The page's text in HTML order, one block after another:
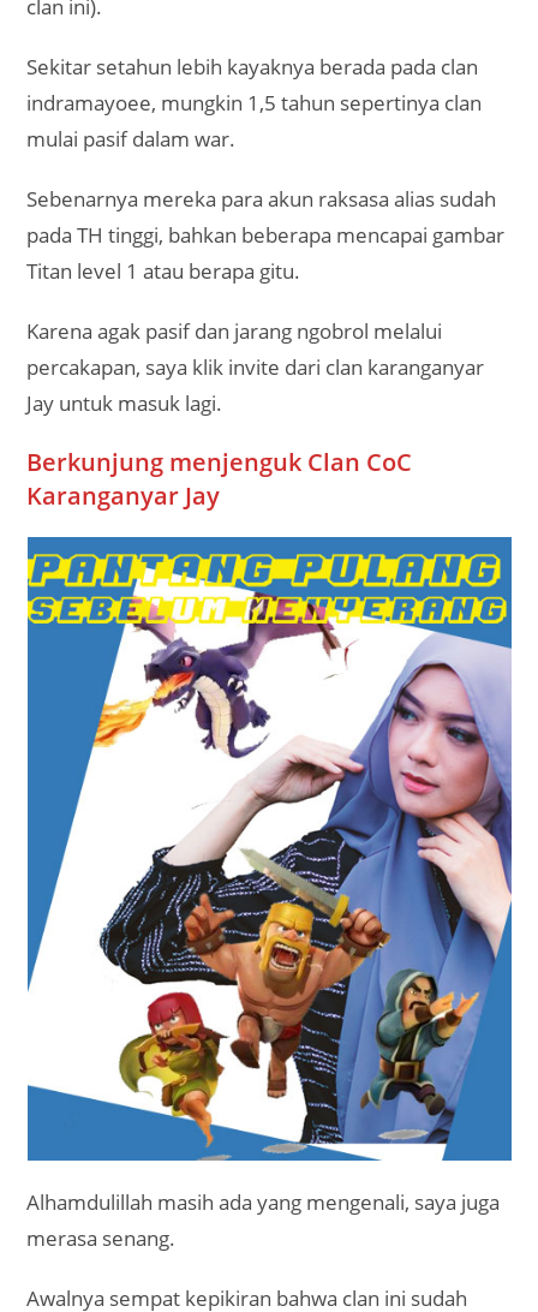
clan ini).
Sekitar setahun lebih kayaknya berada pada clan
indramayoee, mungkin 1,5 tahun sepertinya clan
mulai pasif dalam war.
Sebenarnya mereka para akun raksasa alias sudah
pada TH tinggi, bahkan beberapa mencapai gambar
Titan level 1 atau berapa gitu.
Karena agak pasif dan jarang ngobrol melalui
percakapan, saya klik invite dari clan karanganyar
Jay untuk masuk lagi.
Berkunjung menjenguk Clan CoC
Karanganyar Jay
Alhamdulillah masih ada yang mengenali, saya juga
merasa senang.
Awalnya sempat kepikiran bahwa clan ini sudah